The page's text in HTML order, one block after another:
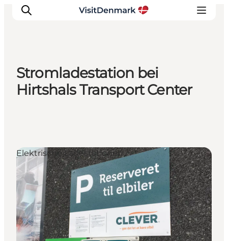
Inspiration
Stromladestation bei
Hirtshals Transport Center
Elektrische Ladestationen